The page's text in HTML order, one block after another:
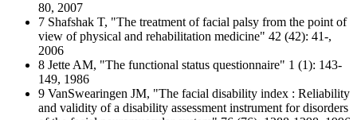
80, 2007
7 Shafshak T, "The treatment of facial palsy from the point of
view of physical and rehabilitation medicine" 42 (42): 41-,
2006
8 Jette AM, "The functional status questionnaire" 1 (1): 143-
149, 1986
9 VanSwearingen JM, "The facial disability index : Reliability
and validity of a disability assessment instrument for disorders